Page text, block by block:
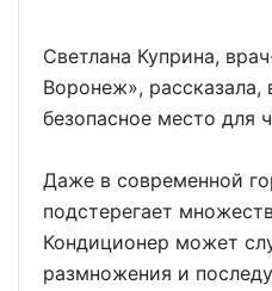
Светлана Куприна,
Воронеж»,
безопасное место для
Даже в современной
подстерегает
Кондиционер может
размножения и